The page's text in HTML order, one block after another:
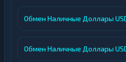
Обмен Наличные Доллары
Обмен Наличные Доллары